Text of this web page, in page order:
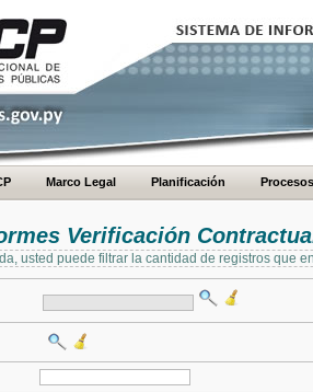
Marco Legal Planificación Procesos
Verificación
usted puede filtrar la cantidad de registros que